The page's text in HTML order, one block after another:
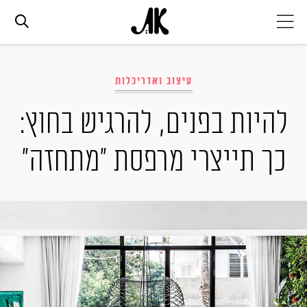
אופנה
ביוטי
ערוצים נוספים
המגזין
עיצוב ואדריכלות
להיות בפנים, להרגיש בחוץ:
כך תייצרי מרפסת "מתחזה"